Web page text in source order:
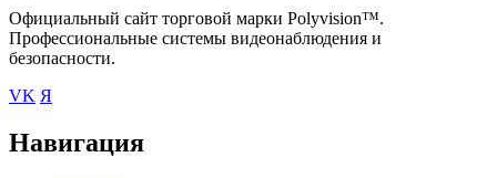
Официальный сайт торговой марки Polyvision™.
Профессиональные системы видеонаблюдения и
безопасности.
VK Я
Навигация